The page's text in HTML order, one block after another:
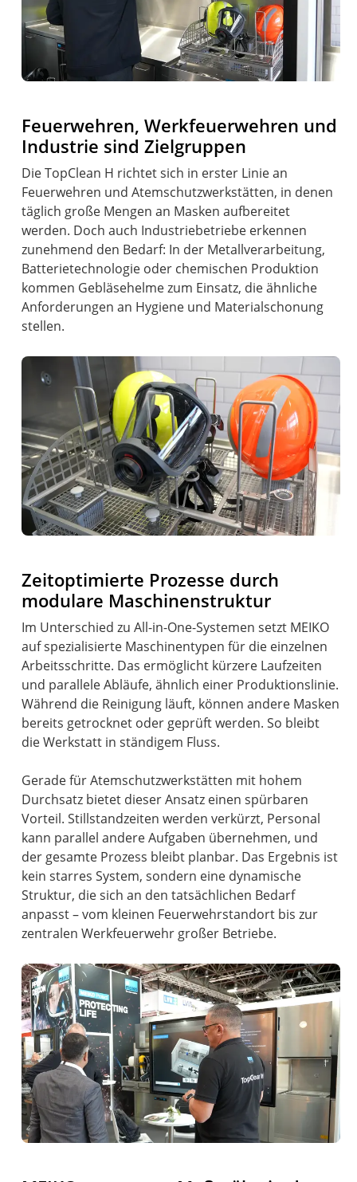
Feuerwehren, Werkfeuerwehren und
Industrie sind Zielgruppen
Die TopClean H richtet sich in erster Linie an
Feuerwehren und Atemschutzwerkstätten, in denen
täglich große Mengen an Masken aufbereitet
werden. Doch auch Industriebetriebe erkennen
zunehmend den Bedarf: In der Metallverarbeitung,
Batterietechnologie oder chemischen Produktion
kommen Gebläsehelme zum Einsatz, die ähnliche
Anforderungen an Hygiene und Materialschonung
stellen.
Zeitoptimierte Prozesse durch
modulare Maschinenstruktur
Im Unterschied zu All-in-One-Systemen setzt MEIKO
auf spezialisierte Maschinentypen für die einzelnen
Arbeitsschritte. Das ermöglicht kürzere Laufzeiten
und parallele Abläufe, ähnlich einer Produktionslinie.
Während die Reinigung läuft, können andere Masken
bereits getrocknet oder geprüft werden. So bleibt
die Werkstatt in ständigem Fluss.
Gerade für Atemschutzwerkstätten mit hohem
Durchsatz bietet dieser Ansatz einen spürbaren
Vorteil. Stillstandzeiten werden verkürzt, Personal
kann parallel andere Aufgaben übernehmen, und
der gesamte Prozess bleibt planbar. Das Ergebnis ist
kein starres System, sondern eine dynamische
Struktur, die sich an den tatsächlichen Bedarf
anpasst – vom kleinen Feuerwehrstandort bis zur
zentralen Werkfeuerwehr großer Betriebe.